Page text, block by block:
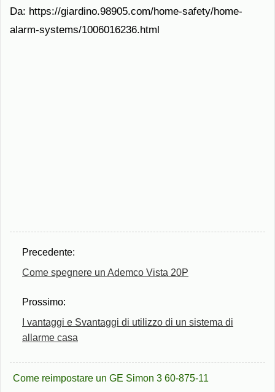
Da: https://giardino.98905.com/home-safety/home-
alarm-systems/1006016236.html
Precedente:
Come spegnere un Ademco Vista 20P
Prossimo:
I vantaggi e Svantaggi di utilizzo di un sistema di
allarme casa
Come reimpostare un GE Simon 3 60-875-11